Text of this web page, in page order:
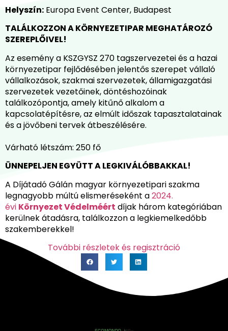
Helyszín: Europa Event Center, Budapest
TALÁLKOZZON A KÖRNYEZETIPAR MEGHATÁROZÓ
SZEREPLŐIVEL!
Az esemény a KSZGYSZ 270 tagszervezetei és a hazai
környezetipar fejlődésében jelentős szerepet vállaló
vállalkozások, szakmai szervezetek, államigazgatási
szervezetek vezetőinek, döntéshozóinak
találkozópontja, amely kitűnő alkalom a
kapcsolatépítésre, az elmúlt időszak tapasztalatainak
és a jövőbeni tervek átbeszélésére.
Várható létszám: 250 fő
ÜNNEPELJEN EGYÜTT A LEGKIVÁLÓBBAKKAL!
A Díjátadó Gálán magyar környezetipari szakma
legnagyobb múltú elismeréseként a2024.
évi Környezet Védelméért díjak három kategóriában
kerülnek átadásra, találkozzon a legkiemelkedőbb
szakemberekkel!
További részletek és regisztráció